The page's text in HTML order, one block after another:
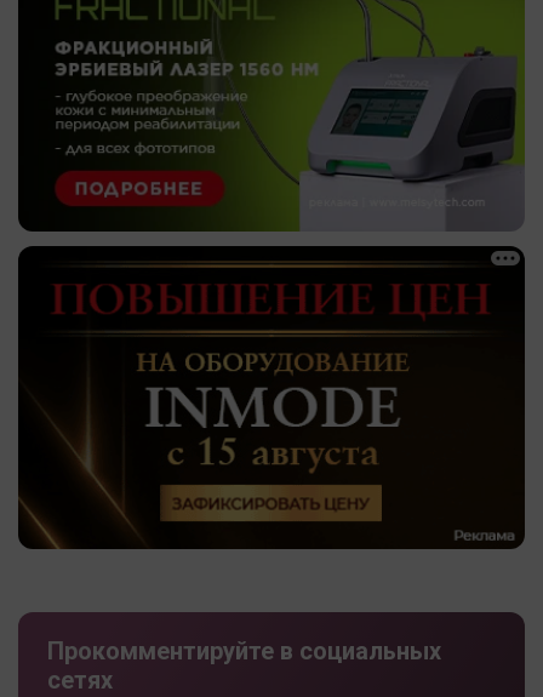
Прокомментируйте в социальных
сетях